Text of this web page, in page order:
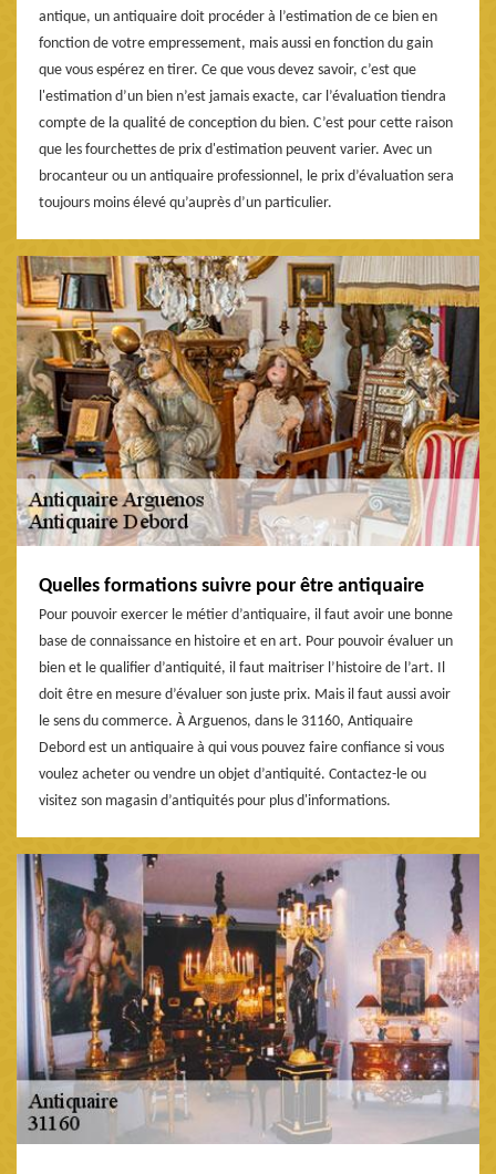
antique, un antiquaire doit procéder à l’estimation de ce bien en
fonction de votre empressement, mais aussi en fonction du gain
que vous espérez en tirer. Ce que vous devez savoir, c’est que
l'estimation d’un bien n’est jamais exacte, car l’évaluation tiendra
compte de la qualité de conception du bien. C’est pour cette raison
que les fourchettes de prix d'estimation peuvent varier. Avec un
brocanteur ou un antiquaire professionnel, le prix d’évaluation sera
toujours moins élevé qu’auprès d’un particulier.
Quelles formations suivre pour être antiquaire
Pour pouvoir exercer le métier d’antiquaire, il faut avoir une bonne
base de connaissance en histoire et en art. Pour pouvoir évaluer un
bien et le qualifier d’antiquité, il faut maitriser l’histoire de l’art. Il
doit être en mesure d’évaluer son juste prix. Mais il faut aussi avoir
le sens du commerce. À Arguenos, dans le 31160, Antiquaire
Debord est un antiquaire à qui vous pouvez faire confiance si vous
voulez acheter ou vendre un objet d’antiquité. Contactez-le ou
visitez son magasin d’antiquités pour plus d'informations.